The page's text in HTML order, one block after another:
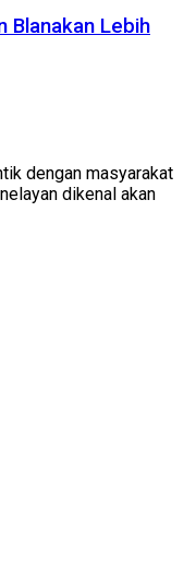
Blanakan Lebih
dengan masyarakat
dikenal akan